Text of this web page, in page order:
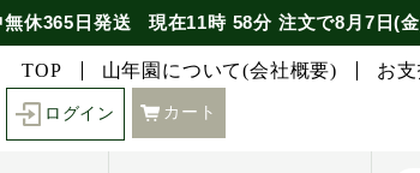
休365日発送 現在11時 58分 注文で8月7日(
TOP 山年園について(会社概要) お
ログイン カート